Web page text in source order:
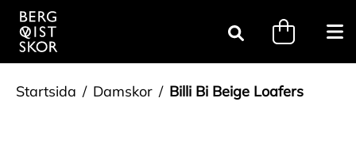
Sök
Startsida Damskor Billi Bi Beige Loafers